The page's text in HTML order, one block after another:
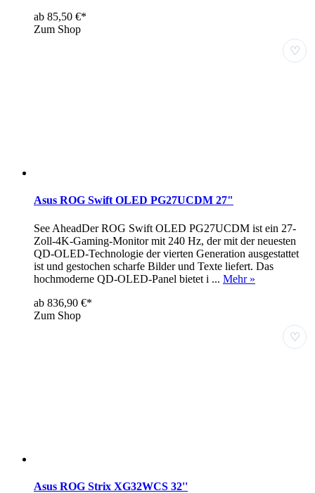
ab 85,50 €*
Zum Shop
♡
Asus ROG Swift OLED PG27UCDM 27"
See AheadDer ROG Swift OLED PG27UCDM ist ein 27-
Zoll-4K-Gaming-Monitor mit 240 Hz, der mit der neuesten
QD-OLED-Technologie der vierten Generation ausgestattet
ist und gestochen scharfe Bilder und Texte liefert. Das
hochmoderne QD-OLED-Panel bietet i ... Mehr »
ab 836,90 €*
Zum Shop
♡
Asus ROG Strix XG32WCS 32''